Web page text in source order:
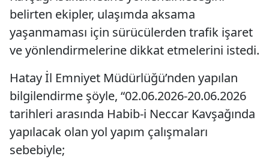
belirten ekipler, ulaşımda aksama
yaşanmaması için sürücülerden trafik işaret
ve yönlendirmelerine dikkat etmelerini istedi.
Hatay İl Emniyet Müdürlüğü’nden yapılan
bilgilendirme şöyle, “02.06.2026-20.06.2026
tarihleri arasında Habib-i Neccar Kavşağında
yapılacak olan yol yapım çalışmaları
sebebiyle;